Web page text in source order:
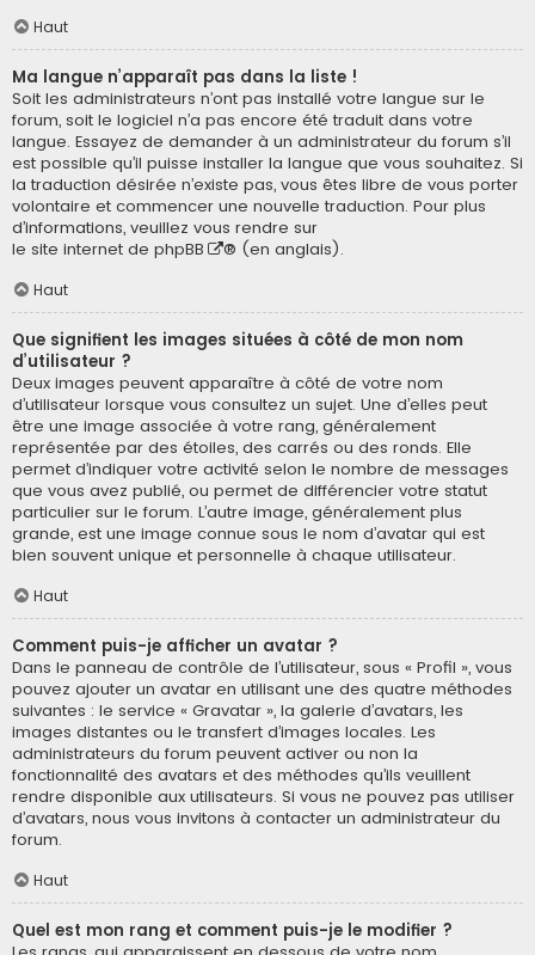
Haut
Ma langue n’apparaît pas dans la liste !
Soit les administrateurs n’ont pas installé votre langue sur le
forum, soit le logiciel n’a pas encore été traduit dans votre
langue. Essayez de demander à un administrateur du forum s’il
est possible qu’il puisse installer la langue que vous souhaitez. Si
la traduction désirée n’existe pas, vous êtes libre de vous porter
volontaire et commencer une nouvelle traduction. Pour plus
d’informations, veuillez vous rendre sur
le site internet de phpBB
® (en anglais).
Haut
Que signifient les images situées à côté de mon nom
d’utilisateur ?
Deux images peuvent apparaître à côté de votre nom
d’utilisateur lorsque vous consultez un sujet. Une d’elles peut
être une image associée à votre rang, généralement
représentée par des étoiles, des carrés ou des ronds. Elle
permet d’indiquer votre activité selon le nombre de messages
que vous avez publié, ou permet de différencier votre statut
particulier sur le forum. L’autre image, généralement plus
grande, est une image connue sous le nom d’avatar qui est
bien souvent unique et personnelle à chaque utilisateur.
Haut
Comment puis-je afficher un avatar ?
Dans le panneau de contrôle de l’utilisateur, sous « Profil », vous
pouvez ajouter un avatar en utilisant une des quatre méthodes
suivantes : le service « Gravatar », la galerie d’avatars, les
images distantes ou le transfert d’images locales. Les
administrateurs du forum peuvent activer ou non la
fonctionnalité des avatars et des méthodes qu’ils veuillent
rendre disponible aux utilisateurs. Si vous ne pouvez pas utiliser
d’avatars, nous vous invitons à contacter un administrateur du
forum.
Haut
Quel est mon rang et comment puis-je le modifier ?